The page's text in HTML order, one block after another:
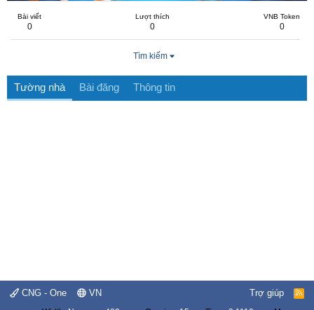
Bài viết
0
Lượt thích
0
VNB Token
0
Tìm kiếm
Tường nhà Bài đăng Thông tin
CNG - One VN Trợ giúp
R